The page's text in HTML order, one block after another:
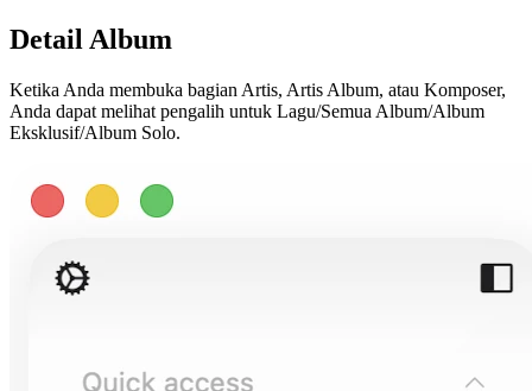
Detail Album
Ketika Anda membuka bagian Artis, Artis Album, atau Komposer,
Anda dapat melihat pengalih untuk Lagu/Semua Album/Album
Eksklusif/Album Solo.